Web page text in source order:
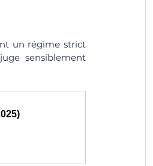
un régime strict
sensiblement